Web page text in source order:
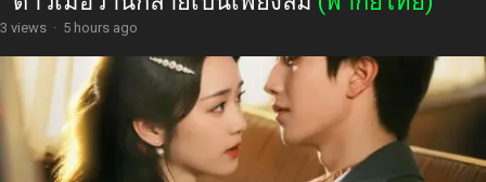
3 views · 5 hours ago